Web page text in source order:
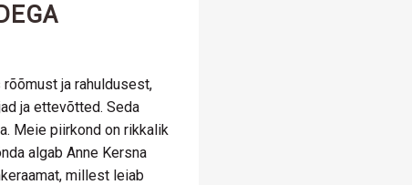
rõõmust ja rahuldusest,
ja ettevõtted. Seda
Meie piirkond on rikkalik
algab Anne Kersna
millest leiab